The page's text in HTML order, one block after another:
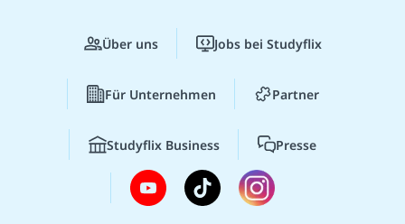
Über uns Jobs bei Studyflix
Für Unternehmen Partner
Studyflix Business Presse